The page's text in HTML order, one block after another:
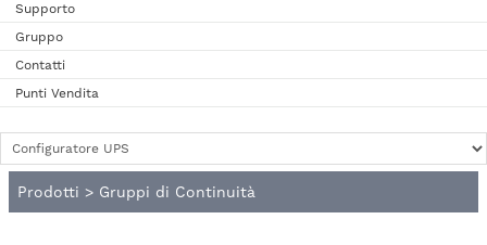
Supporto
Gruppo
Contatti
Punti Vendita
Prodotti > Gruppi di Continuità